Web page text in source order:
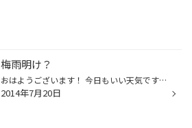
梅雨明け？
おはようございます！ 今日もいい天気ですね！ これは、そろそろ梅雨明けの予感・・・ 皆さんも・海・山・川などなどお出かけシーズン到来です！ その前にタイヤ大丈夫ですかぁ～？？ タイヤ点検、空気圧点検無料で行えますのでお気軽にタイヤ館へ！ＧＯ！ 自分も「海にいきてぇぇ」と思う今日この...
2014年7月20日